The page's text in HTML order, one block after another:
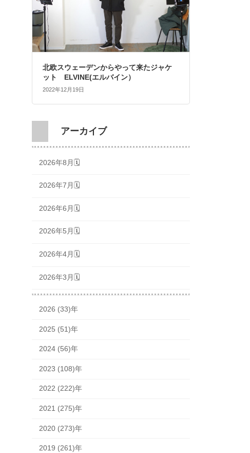
北欧スウェーデンからやって来たジャケ
ット ELVINE(エルバイン）
2022年12月19日
アーカイブ
2026年8月🗓
2026年7月🗓
2026年6月🗓
2026年5月🗓
2026年4月🗓
2026年3月🗓
2026 (33)年
2025 (51)年
2024 (56)年
2023 (108)年
2022 (222)年
2021 (275)年
2020 (273)年
2019 (261)年